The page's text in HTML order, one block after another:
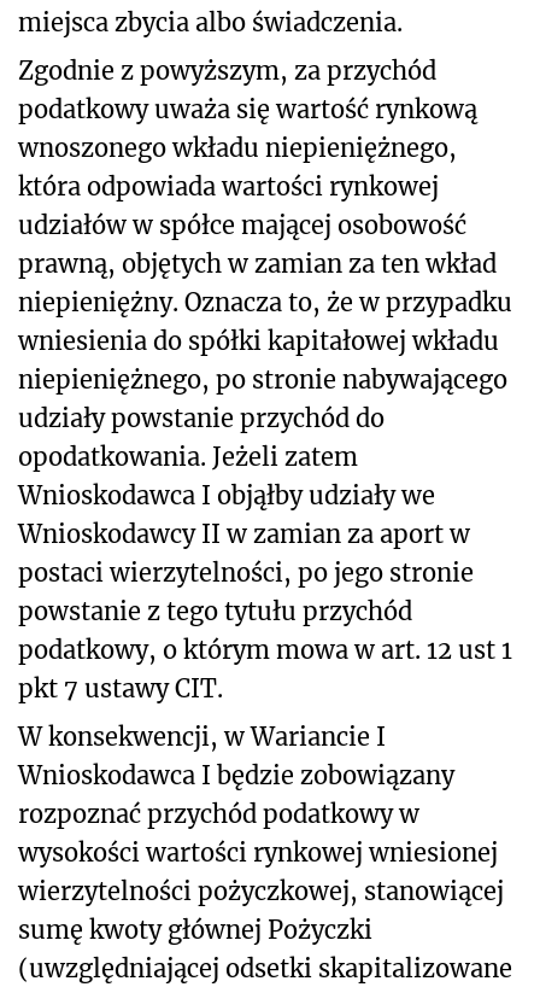
miejsca zbycia albo świadczenia.
Zgodnie z powyższym, za przychód
podatkowy uważa się wartość rynkową
wnoszonego wkładu niepieniężnego,
która odpowiada wartości rynkowej
udziałów w spółce mającej osobowość
prawną, objętych w zamian za ten wkład
niepieniężny. Oznacza to, że w przypadku
wniesienia do spółki kapitałowej wkładu
niepieniężnego, po stronie nabywającego
udziały powstanie przychód do
opodatkowania. Jeżeli zatem
Wnioskodawca I objąłby udziały we
Wnioskodawcy II w zamian za aport w
postaci wierzytelności, po jego stronie
powstanie z tego tytułu przychód
podatkowy, o którym mowa w art. 12 ust 1
pkt 7 ustawy CIT.
W konsekwencji, w Wariancie I
Wnioskodawca I będzie zobowiązany
rozpoznać przychód podatkowy w
wysokości wartości rynkowej wniesionej
wierzytelności pożyczkowej, stanowiącej
sumę kwoty głównej Pożyczki
(uwzględniającej odsetki skapitalizowane